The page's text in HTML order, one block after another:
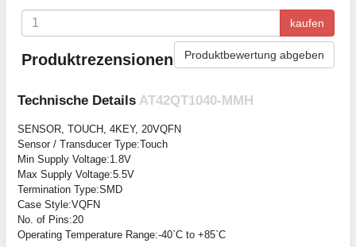
kaufen
Produktrezensionen Produktbewertung abgeben
Technische Details AT42QT1040-MMH
SENSOR, TOUCH, 4KEY, 20VQFN
Sensor / Transducer Type:Touch
Min Supply Voltage:1.8V
Max Supply Voltage:5.5V
Termination Type:SMD
Case Style:VQFN
No. of Pins:20
Operating Temperature Range:-40`C to +85`C